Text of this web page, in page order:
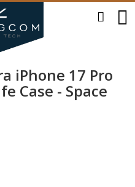
iPhone 17 Pro
Case - Space